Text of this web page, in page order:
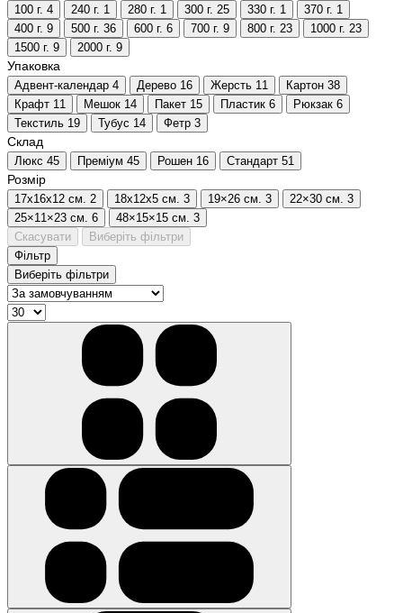
100 г. 4 240 г. 1 280 г. 1 300 г. 25 330 г. 1 370 г. 1
400 г. 9 500 г. 36 600 г. 6 700 г. 9 800 г. 23 1000 г. 23
1500 г. 9 2000 г. 9
Упаковка
Адвент-календар 4 Дерево 16 Жерсть 11 Картон 38
Крафт 11 Мешок 14 Пакет 15 Пластик 6 Рюкзак 6
Текстиль 19 Тубус 14 Фетр 3
Склад
Люкс 45 Преміум 45 Рошен 16 Стандарт 51
Розмір
17х16х12 см. 2 18х12х5 см. 3 19×26 см. 3 22×30 см. 3
25×11×23 см. 6 48×15×15 см. 3
Скасувати
Виберіть фільтри
Фільтр
Виберіть фільтри